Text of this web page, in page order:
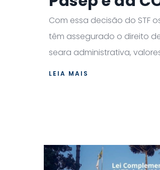
Com essa decisão do STF
têm assegurado o direito
seara administrativa,
LEIA MAIS